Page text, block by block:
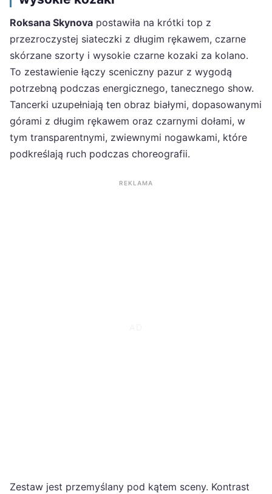
Roksana Skynova postawiła na krótki top z
przezroczystej siateczki z długim rękawem, czarne
skórzane szorty i wysokie czarne kozaki za kolano.
To zestawienie łączy sceniczny pazur z wygodą
potrzebną podczas energicznego, tanecznego show.
Tancerki uzupełniają ten obraz białymi, dopasowanymi
górami z długim rękawem oraz czarnymi dołami, w
tym transparentnymi, zwiewnymi nogawkami, które
podkreślają ruch podczas choreografii.
REKLAMA
Zestaw jest przemyślany pod kątem sceny. Kontrast